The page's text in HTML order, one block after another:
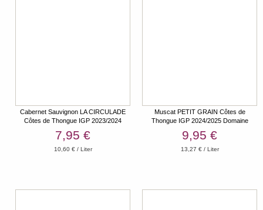
Cabernet Sauvignon LA CIRCULADE
Côtes de Thongue IGP 2023/2024
7,95 €
10,60 € / Liter
Muscat PETIT GRAIN Côtes de
Thongue IGP 2024/2025 Domaine
9,95 €
13,27 € / Liter